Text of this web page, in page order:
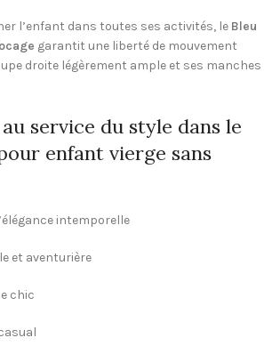
l’enfant dans toutes ses activités, le Bleu
garantit une liberté de mouvement
droite légèrement ample et ses manches
service du style dans le
enfant vierge sans
intemporelle
et aventurière
chic